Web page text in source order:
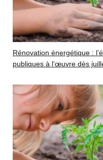
Rénovation énergétique :
publiques à l’œuvre dès